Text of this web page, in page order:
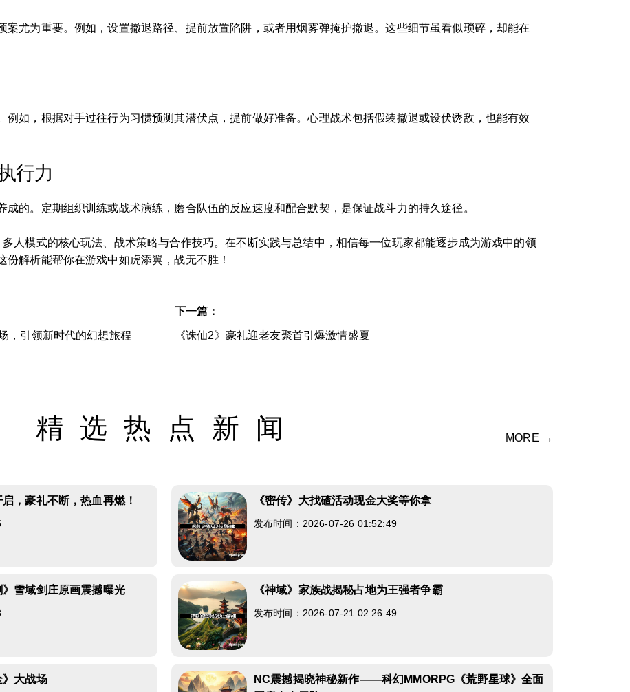
案尤为重要。例如，设置撤退路径、提前放置陷阱，或者用烟雾弹掩护撤退。这些细节虽看似琐碎，却能在
例如，根据对手过往行为习惯预测其潜伏点，提前做好准备。心理战术包括假装撤退或设伏诱敌，也能有效
行力
的。定期组织训练或战术演练，磨合队伍的反应速度和配合默契，是保证战斗力的持久途径。
人模式的核心玩法、战术策略与合作技巧。在不断实践与总结中，相信每一位玩家都能逐步成为游戏中的领
解析能帮你在游戏中如虎添翼，战无不胜！
，引领新时代的幻想旅程
下一篇：
《诛仙2》豪礼迎老友聚首引爆激情盛夏
精选热点新闻 MORE →
，豪礼不断，热血再燃！ 《密传》大找碴活动现金大奖等你拿
发布时间：2026-07-26 01:52:49
雪域剑庄原画震撼曝光 《神域》家族战揭秘占地为王强者争霸
发布时间：2026-07-21 02:26:49
》大战场
NC震撼揭晓神秘新作——科幻MMORPG《荒野星球》全面